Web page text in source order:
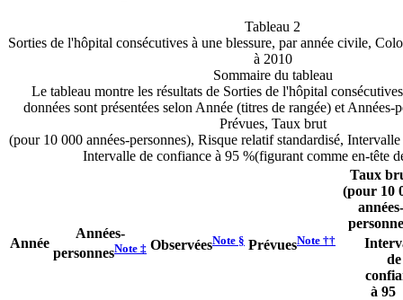
Tableau 2
Sorties de l'hôpital consécutives à une blessure, par année civile,
à 2010
Sommaire du tableau
Le tableau montre les résultats de Sorties de l'hôpital
données sont présentées selon Année (titres de rangée) et Années-
Prévues, Taux brut
(pour 10 000 années-personnes), Risque relatif standardisé,
Intervalle de confiance à 95 %(figurant comme en-tête
Année
Années-
personnesNote ‡ ObservéesNote § PrévuesNote ††
Taux
(pour 10
années-
de
à 95